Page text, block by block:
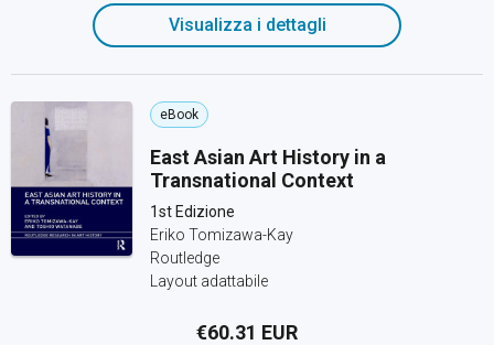
Visualizza i dettagli
eBook
East Asian Art History in a
Transnational Context
1st Edizione
Eriko Tomizawa-Kay
Routledge
Layout adattabile
€60.31 EUR